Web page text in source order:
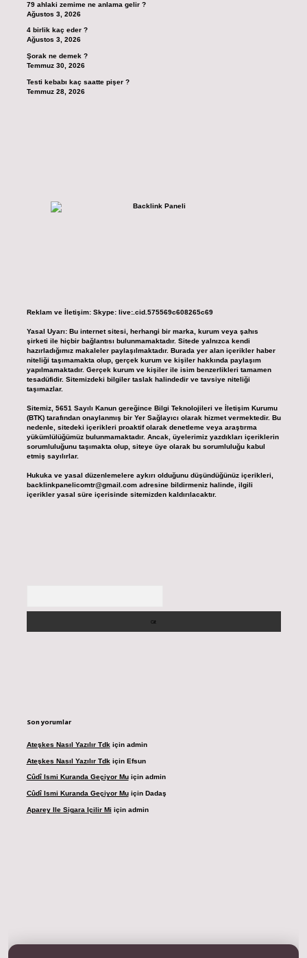
79 ahlaki zemime ne anlama gelir ?
Ağustos 3, 2026
4 birlik kaç eder ?
Ağustos 3, 2026
Şorak ne demek ?
Temmuz 30, 2026
Testi kebabı kaç saatte pişer ?
Temmuz 28, 2026
Reklam ve İletişim: Skype: live:.cid.575569c608265c69
Yasal Uyarı: Bu internet sitesi, herhangi bir marka, kurum veya şahıs
şirketi ile hiçbir bağlantısı bulunmamaktadır. Sitede yalnızca kendi
hazırladığımız makaleler paylaşılmaktadır. Burada yer alan içerikler haber
niteliği taşımamakta olup, gerçek kurum ve kişiler hakkında paylaşım
yapılmamaktadır. Gerçek kurum ve kişiler ile isim benzerlikleri tamamen
tesadüfidir. Sitemizdeki bilgiler taslak halindedir ve tavsiye niteliği
taşımazlar.
Sitemiz, 5651 Sayılı Kanun gereğince Bilgi Teknolojileri ve İletişim Kurumu
(BTK) tarafından onaylanmış bir Yer Sağlayıcı olarak hizmet vermektedir. Bu
nedenle, sitedeki içerikleri proaktif olarak denetleme veya araştırma
yükümlülüğümüz bulunmamaktadır. Ancak, üyelerimiz yazdıkları içeriklerin
sorumluluğunu taşımakta olup, siteye üye olarak bu sorumluluğu kabul
etmiş sayılırlar.
Hukuka ve yasal düzenlemelere aykırı olduğunu düşündüğünüz içerikleri,
backlinkpanelicomtr@gmail.comadresine bildirmeniz halinde, ilgili
içerikler yasal süre içerisinde sitemizden kaldırılacaktır.
Son yorumlar
Ateşkes Nasıl Yazılır Tdk için admin
Ateşkes Nasıl Yazılır Tdk için Efsun
Cûdî Ismi Kuranda Geçiyor Muiçin admin
Cûdî Ismi Kuranda Geçiyor Muiçin Dadaş
Aparey Ile Sigara Içilir Mi için admin